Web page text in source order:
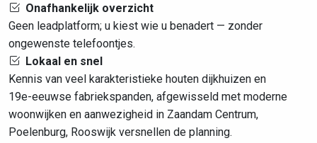
Onafhankelijk overzicht
Geen leadplatform; u kiest wie u benadert — zonder
ongewenste telefoontjes.
Lokaal en snel
Kennis van veel karakteristieke houten dijkhuizen en
19e-eeuwse fabriekspanden, afgewisseld met moderne
woonwijken en aanwezigheid in Zaandam Centrum,
Poelenburg, Rooswijk versnellen de planning.